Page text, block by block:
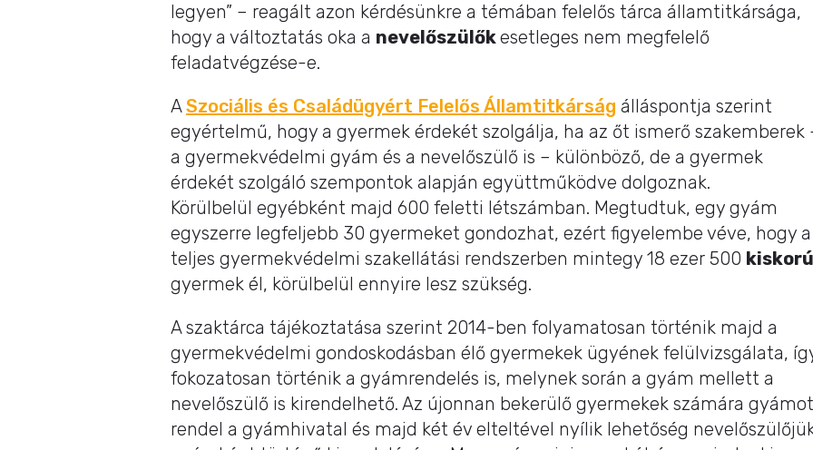
legyen” – reagált azon kérdésünkre a témában felelős tárca államtitkársága,
hogy a változtatás oka a nevelőszülőkesetleges nem megfelelő
feladatvégzése-e.
ASzociális és Családügyért Felelős Államtitkárság álláspontja szerint
egyértelmű, hogy a gyermek érdekét szolgálja, ha az őt ismerő szakemberek
a gyermekvédelmi gyám és a nevelőszülő is – különböző, de a gyermek
érdekét szolgáló szempontok alapján együttműködve dolgoznak.
Körülbelül egyébként majd 600 feletti létszámban. Megtudtuk, egy gyám
egyszerre legfeljebb 30 gyermeket gondozhat, ezért figyelembe véve, hogy a
teljes gyermekvédelmi szakellátási rendszerben mintegy 18 ezer 500 kiskorú
gyermek él, körülbelül ennyire lesz szükség.
A szaktárca tájékoztatása szerint 2014-ben folyamatosan történik majd a
gyermekvédelmi gondoskodásban élő gyermekek ügyének felülvizsgálata,
fokozatosan történik a gyámrendelés is, melynek során a gyám mellett a
nevelőszülő is kirendelhető. Az újonnan bekerülő gyermekek számára gyámot
rendel a gyámhivatal és majd két év elteltével nyílik lehetőség